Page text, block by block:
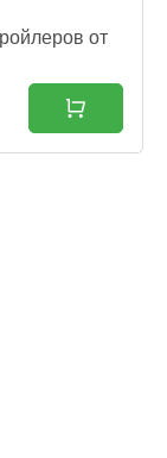
от